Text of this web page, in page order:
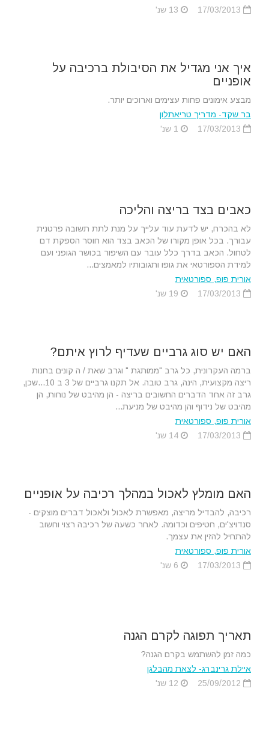
איך אני מגדיל את הסיבולת ברכיבה על
אופניים
מבצע אימונים פחות עצימים וארוכים יותר.
בר שקד- מדריך טריאתלון
כאבים בצד בריצה והליכה
לא בהכרח, יש לדעת עוד עלייך על מנת לתת תשובה פרטנית
עבורך. בכל אופן מקורו של הכאב בצד הוא חוסר הספקת דם
לטחול. הכאב בדרך כלל עובר עם השיפור בכושר הגופני ועם
למידת הספורטאי את גופו ותגובותיו למאמצים...
אורית פופ, ספורטאית
האם יש סוג גרביים שעדיף לרוץ איתם?
ברמה העקרונית, כל גרב "ממותגת " וגרב שאת / ה קונים בחנות
ריצה מקצועית, הינה, גרב טובה. אל תקנו גרביים של 3 ב 10...שכן,
גרב זה אחד הדברים החשובים בריצה - הן מהיבט של נוחות, הן
מהיבט של נידוף והן מהיבט של מניעת...
אורית פופ, ספורטאית
האם מומלץ לאכול במהלך רכיבה על אופניים
רכיבה, להבדיל מריצה, מאפשרת לאכול ולאכול דברים מוצקים -
סנדויצ'ים, חטיפים וכדומה. לאחר כשעה של רכיבה רצוי וחשוב
להתחיל להזין את עצמך.
אורית פופ, ספורטאית
תאריך תפוגה לקרם הגנה
כמה זמן להשתמש בקרם הגנה?
איילת גרינברג- לצאת מהבלגן